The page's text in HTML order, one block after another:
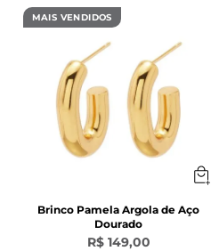
O Anel Bishop é a
visual elegante ou
modernas e
cada detalhe.
MAIS VENDIDOS
Brinco Pamela Argola de Aço
Dourado
R$ 149,00